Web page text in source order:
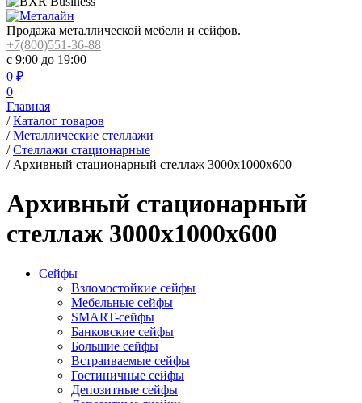
Продажа металлической мебели и сейфов.
+7(800)551-36-88
с 9:00 до 19:00
0 ₽
0
Главная
/ Каталог товаров
/ Металлические стеллажи
/ Стеллажи стационарные
/ Архивный стационарный стеллаж 3000x1000x600
Архивный стационарный
стеллаж 3000x1000x600
Сейфы
Взломостойкие сейфы
Мебельные сейфы
SMART-сейфы
Банковские сейфы
Большие сейфы
Встраиваемые сейфы
Гостиничные сейфы
Депозитные сейфы